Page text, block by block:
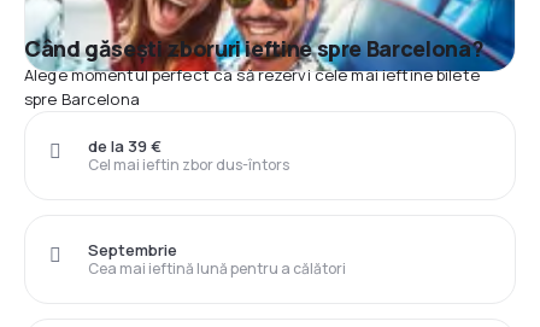
Când găsești zboruri ieftine spre Barcelona?
Alege momentul perfect ca să rezervi cele mai ieftine bilete
spre Barcelona
Cel mai ieftin zbor dus-întors
de la 39 €
Cea mai ieftină lună pentru a călători
Septembrie